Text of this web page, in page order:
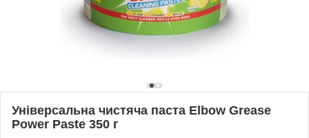
Універсальна чистяча паста Elbow Grease
Power Paste 350 г